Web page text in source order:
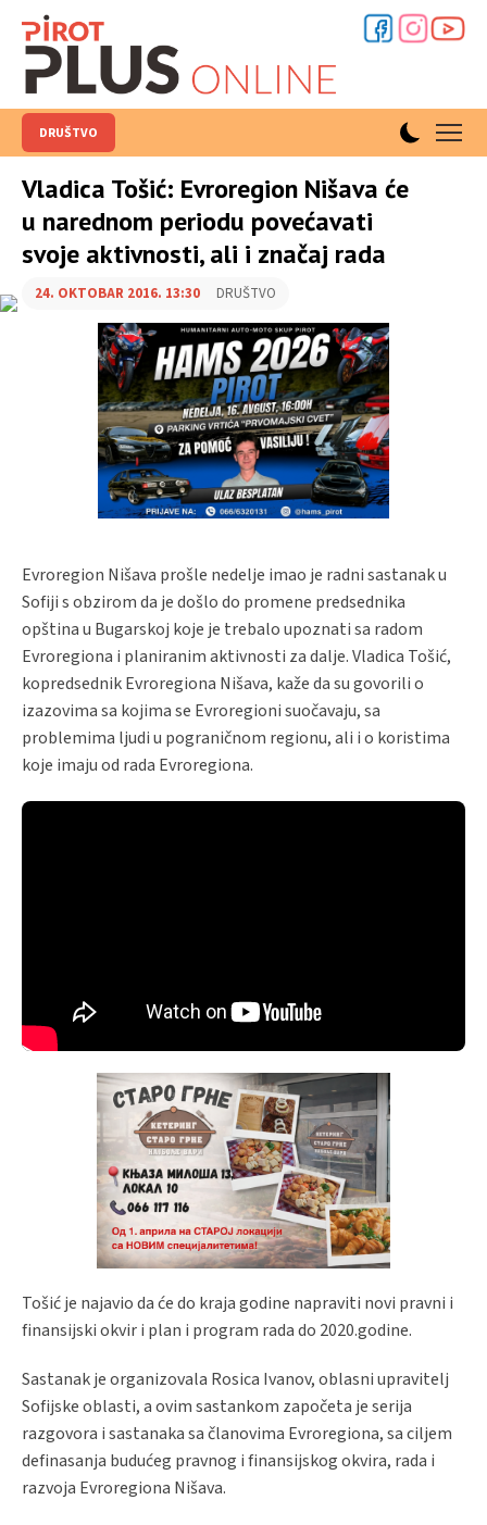
DRUŠTVO
Vladica Tošić: Evroregion Nišava će
u narednom periodu povećavati
svoje aktivnosti, ali i značaj rada
24. OKTOBAR 2016. 13:30 DRUŠTVO
Evroregion Nišava prošle nedelje imao je radni sastanak u
Sofiji s obzirom da je došlo do promene predsednika
opština u Bugarskoj koje je trebalo upoznati sa radom
Evroregiona i planiranim aktivnosti za dalje. Vladica Tošić,
kopredsednik Evroregiona Nišava, kaže da su govorili o
izazovima sa kojima se Evroregioni suočavaju, sa
problemima ljudi u pograničnom regionu, ali i o koristima
koje imaju od rada Evroregiona.
Tošić je najavio da će do kraja godine napraviti novi pravni i
finansijski okvir i plan i program rada do 2020.godine.
Sastanak je organizovala Rosica Ivanov, oblasni upravitelj
Sofijske oblasti, a ovim sastankom započeta je serija
razgovora i sastanaka sa članovima Evroregiona, sa ciljem
definasanja budućeg pravnog i finansijskog okvira, rada i
razvoja Evroregiona Nišava.